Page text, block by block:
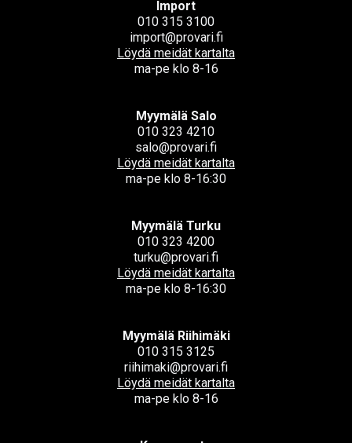
Import
010 315 3100
import@provari.fi
Löydä meidät kartalta
ma-pe klo 8-16
Myymälä Salo
010 323 4210
salo@provari.fi
Löydä meidät kartalta
ma-pe klo 8-16:30
Myymälä Turku
010 323 4200
turku@provari.fi
Löydä meidät kartalta
ma-pe klo 8-16:30
Myymälä Riihimäki
010 315 3125
riihimaki@provari.fi
Löydä meidät kartalta
ma-pe klo 8-16